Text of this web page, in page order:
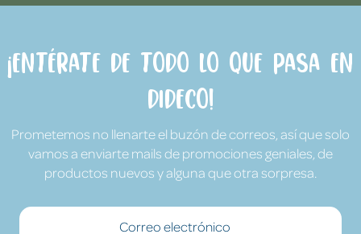
¡Entérate de todo lo que pasa en
Dideco!
Prometemos no llenarte el buzón de correos, así que solo
vamos a enviarte mails de promociones geniales, de
productos nuevos y alguna que otra sorpresa.